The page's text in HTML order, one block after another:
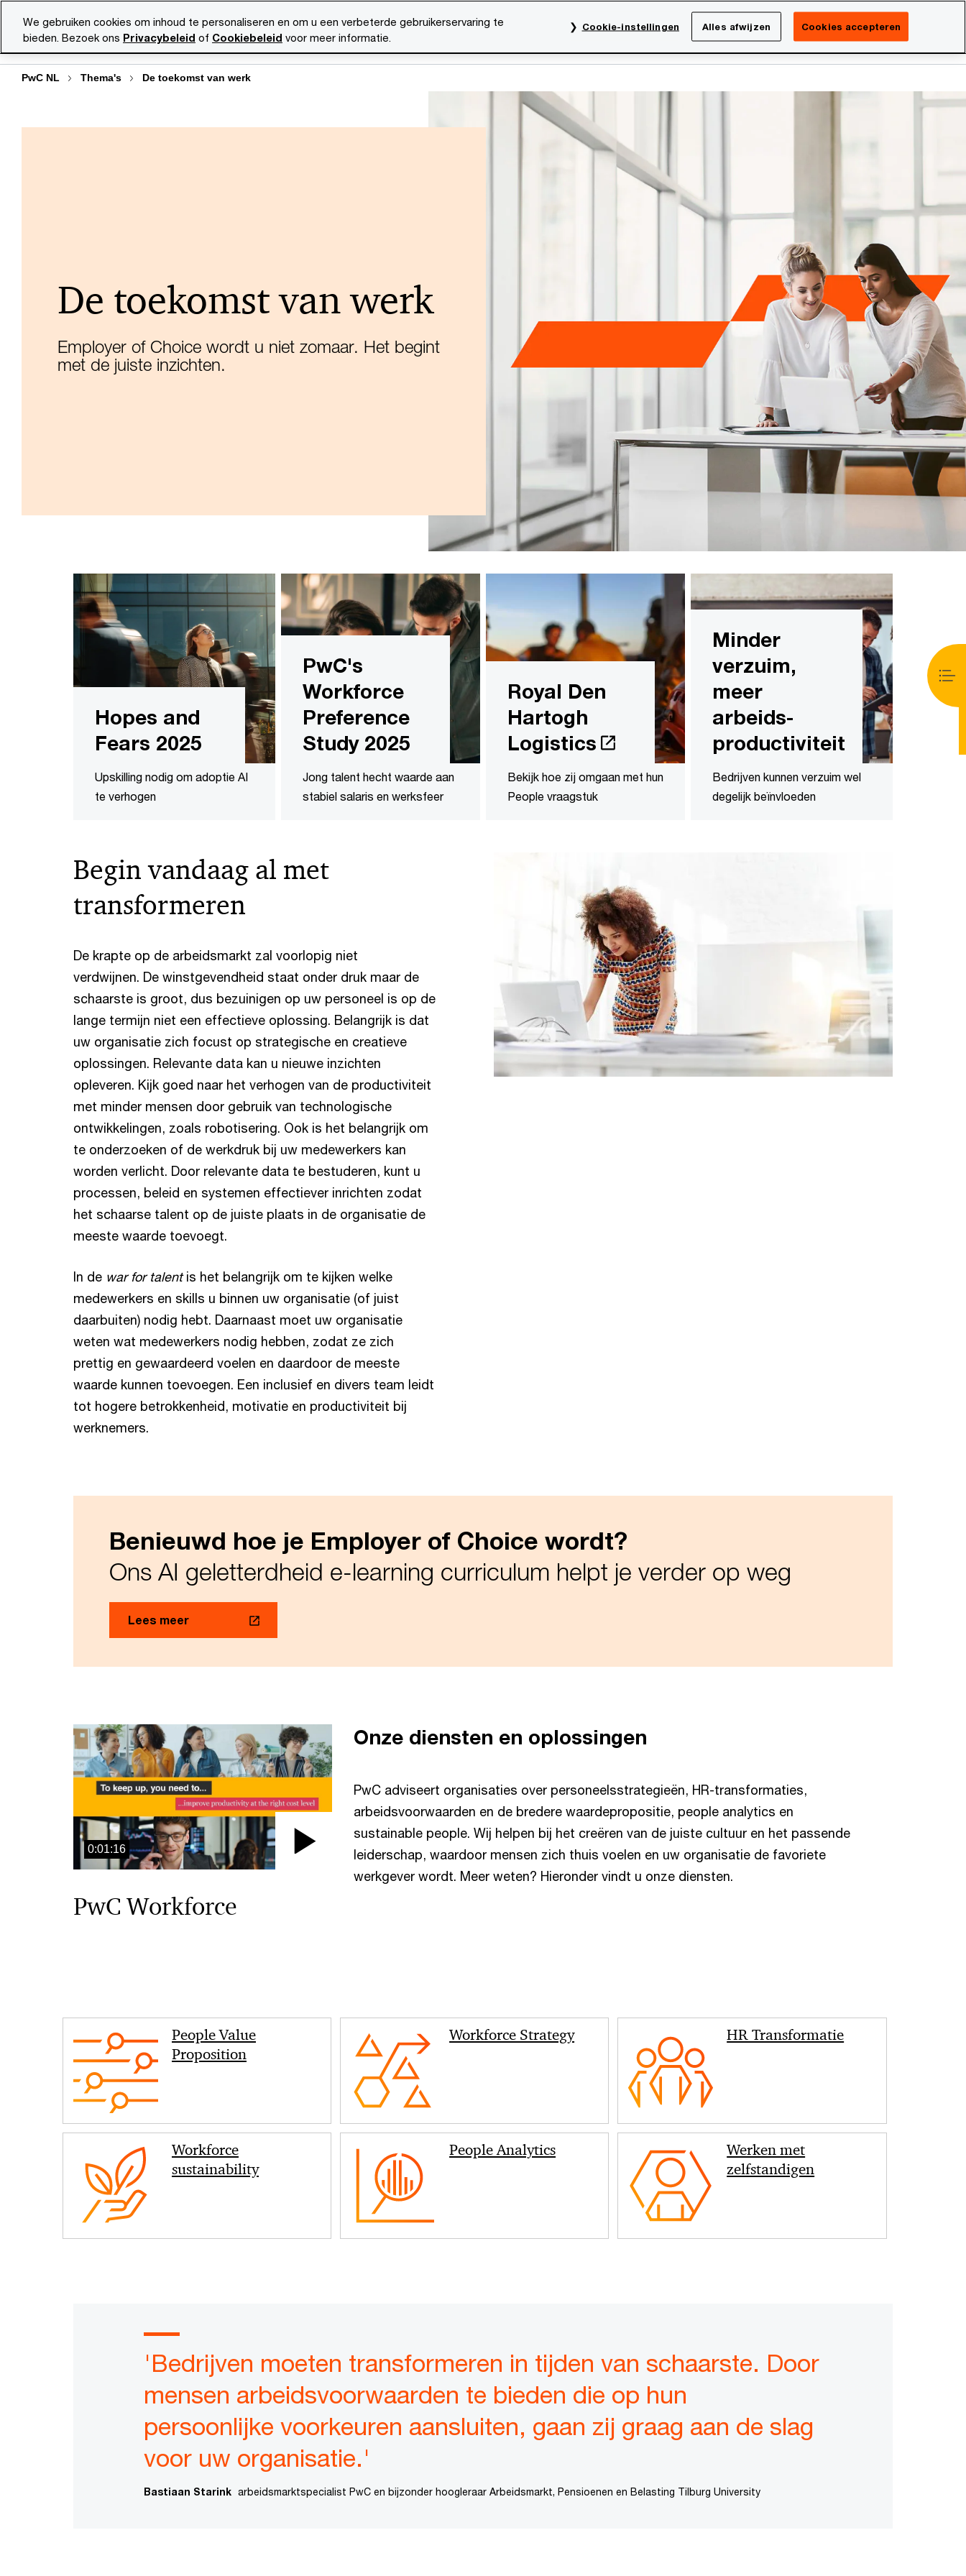
Diensten Marktsectoren Carrière
Netherlands
Search
PwC NL Thema's De toekomst van werk
De toekomst van werk
Employer of Choice wordt u niet zomaar. Het begint
met de juiste inzichten.
Hopes and
Fears 2025
Upskilling nodig om adoptie AI
te verhogen
PwC's
Workforce
Preference
Study 2025
Jong talent hecht waarde aan
stabiel salaris en werksfeer
Royal Den
Hartogh
Logistics
Bekijk hoe zij omgaan met hun
People vraagstuk
Minder
verzuim,
meer
arbeids-
productiviteit
Bedrijven kunnen verzuim wel
degelijk beïnvloeden
Begin vandaag al met
transformeren
De krapte op de arbeidsmarkt zal voorlopig niet
verdwijnen. De winstgevendheid staat onder druk maar de
schaarste is groot, dus bezuinigen op uw personeel is op de
lange termijn niet een effectieve oplossing. Belangrijk is dat
uw organisatie zich focust op strategische en creatieve
oplossingen. Relevante data kan u nieuwe inzichten
opleveren. Kijk goed naar het verhogen van de productiviteit
met minder mensen door gebruik van technologische
ontwikkelingen, zoals robotisering. Ook is het belangrijk om
te onderzoeken of de werkdruk bij uw medewerkers kan
worden verlicht. Door relevante data te bestuderen, kunt u
processen, beleid en systemen effectiever inrichten zodat
het schaarse talent op de juiste plaats in de organisatie de
meeste waarde toevoegt.
In de war for talentis het belangrijk om te kijken welke
medewerkers en skills u binnen uw organisatie (of juist
daarbuiten) nodig hebt. Daarnaast moet uw organisatie
weten wat medewerkers nodig hebben, zodat ze zich
prettig en gewaardeerd voelen en daardoor de meeste
waarde kunnen toevoegen. Een inclusief en divers team leidt
tot hogere betrokkenheid, motivatie en productiviteit bij
werknemers.
Benieuwd hoe je Employer of Choice wordt?
Ons AI geletterdheid e-learning curriculum helpt je verder op weg
Lees meer
0:01:16
PwC Workforce
Onze diensten en oplossingen
PwC adviseert organisaties over personeelsstrategieën, HR-transformaties,
arbeidsvoorwaarden en de bredere waardepropositie, people analytics en
sustainable people. Wij helpen bij het creëren van de juiste cultuur en het passende
leiderschap, waardoor mensen zich thuis voelen en uw organisatie de favoriete
werkgever wordt. Meer weten? Hieronder vindt u onze diensten.
People Value
Proposition
Workforce Strategy HR Transformatie
Workforce
sustainability
People Analytics
Werken met
zelfstandigen
'Bedrijven moeten transformeren in tijden van schaarste. Door
mensen arbeidsvoorwaarden te bieden die op hun
persoonlijke voorkeuren aansluiten, gaan zij graag aan de slag
voor uw organisatie.'
Bastiaan Starink arbeidsmarktspecialist PwC en bijzonder hoogleraar Arbeidsmarkt, Pensioenen en Belasting Tilburg University
We gebruiken cookies om inhoud te personaliseren en om u een verbeterde gebruikerservaring te
bieden. Bezoek ons Privacybeleid of Cookiebeleid voor meer informatie.
Cookie-instellingen Alles afwijzen Cookies accepteren